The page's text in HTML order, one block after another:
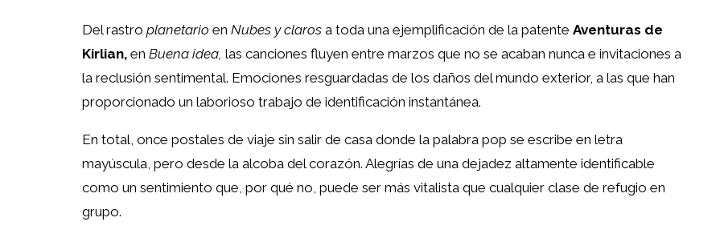
Del rastro planetario en Nubes y claros a toda una ejemplificación de la patente Aventuras de
Kirlian, en Buena idea, las canciones fluyen entre marzos que no se acaban nunca e invitaciones a
la reclusión sentimental. Emociones resguardadas de los daños del mundo exterior, a las que han
proporcionado un laborioso trabajo de identificación instantánea.
En total, once postales de viaje sin salir de casa donde la palabra pop se escribe en letra
mayúscula, pero desde la alcoba del corazón. Alegrías de una dejadez altamente identificable
como un sentimiento que, por qué no, puede ser más vitalista que cualquier clase de refugio en
grupo.